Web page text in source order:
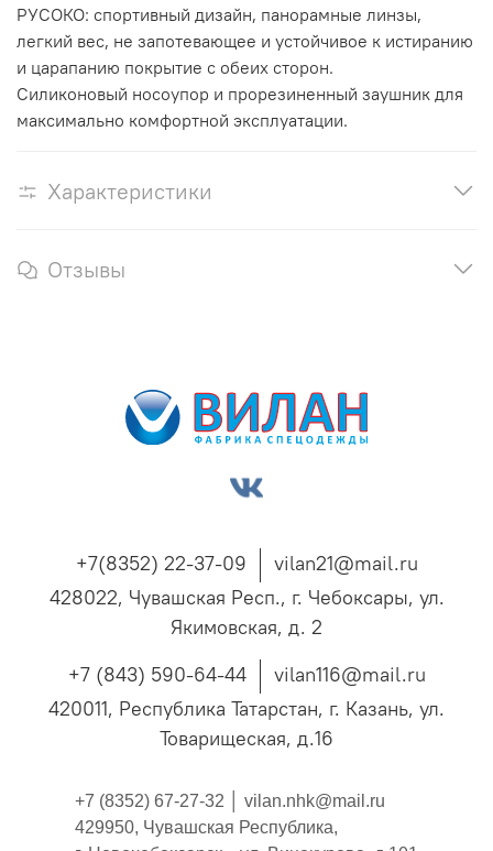
РУСОКО: спортивный дизайн, панорамные линзы,
легкий вес, не запотевающее и устойчивое к истиранию
и царапанию покрытие с обеих сторон.
Силиконовый носоупор и прорезиненный заушник для
максимально комфортной эксплуатации.
Характеристики
Отзывы
+7(8352) 22-37-09
vilan21@mail.ru
428022, Чувашская Респ., г. Чебоксары, ул.
Якимовская, д. 2
+7 (843) 590-64-44
vilan116@mail.ru
420011, Республика Татарстан, г. Казань, ул.
Товарищеская, д.16
+7 (8352) 67-27-32 │ vilan.nhk@mail.ru
429950, Чувашская Республика,